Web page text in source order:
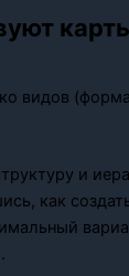
видов
и
как